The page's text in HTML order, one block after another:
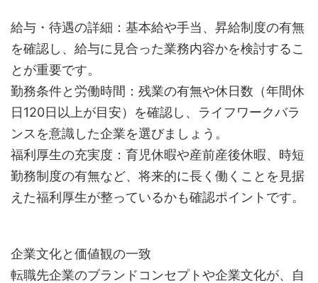
給与・待遇の詳細：基本給や手当、昇給制度の有無
を確認し、給与に見合った業務内容かを検討するこ
とが重要です。
勤務条件と労働時間：残業の有無や休日数（年間休
日120日以上が目安）を確認し、ライフワークバラ
ンスを意識した企業を選びましょう。
福利厚生の充実度：育児休暇や産前産後休暇、時短
勤務制度の有無など、将来的に長く働くことを見据
えた福利厚生が整っているかも確認ポイントです。
企業文化と価値観の一致
転職先企業のブランドコンセプトや企業文化が、自